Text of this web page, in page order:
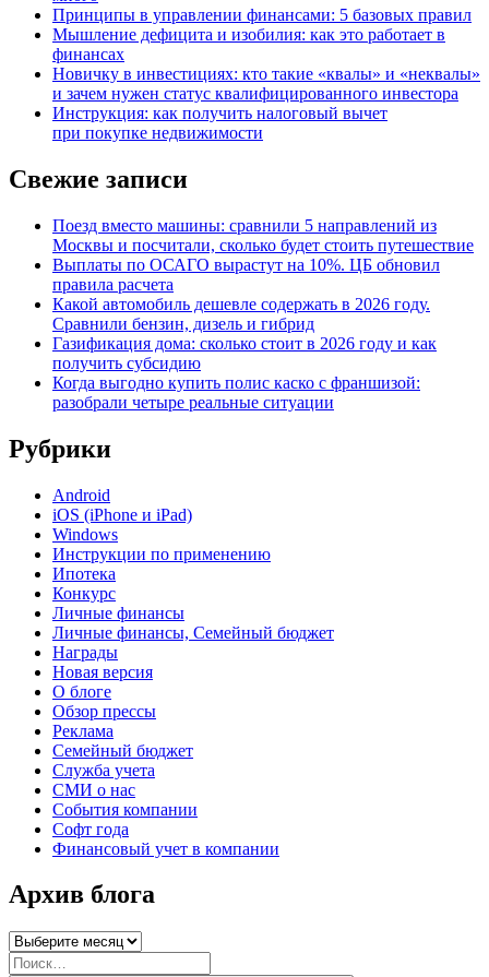
Принципы в управлении финансами: 5 базовых правил
Мышление дефицита и изобилия: как это работает в
финансах
Новичку в инвестициях: кто такие «квалы» и «неквалы»
и зачем нужен статус квалифицированного инвестора
Инструкция: как получить налоговый вычет
при покупке недвижимости
Свежие записи
Поезд вместо машины: сравнили 5 направлений из
Москвы и посчитали, сколько будет стоить путешествие
Выплаты по ОСАГО вырастут на 10%. ЦБ обновил
правила расчета
Какой автомобиль дешевле содержать в 2026 году.
Сравнили бензин, дизель и гибрид
Газификация дома: сколько стоит в 2026 году и как
получить субсидию
Когда выгодно купить полис каско с франшизой:
разобрали четыре реальные ситуации
Рубрики
Android
iOS (iPhone и iPad)
Windows
Инструкции по применению
Ипотека
Конкурс
Личные финансы
Личные финансы, Семейный бюджет
Награды
Новая версия
О блоге
Обзор прессы
Реклама
Семейный бюджет
Служба учета
СМИ о нас
События компании
Софт года
Финансовый учет в компании
Архив блога
Архив
блога
Искать: